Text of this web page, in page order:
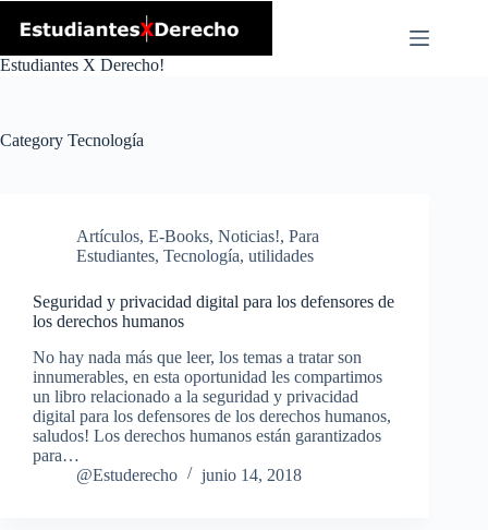
Estudiantes X Derecho!
Category Tecnología
Artículos, E-Books, Noticias!, Para
Estudiantes, Tecnología, utilidades
Seguridad y privacidad digital para los defensores de
los derechos humanos
No hay nada más que leer, los temas a tratar son
innumerables, en esta oportunidad les compartimos
un libro relacionado a la seguridad y privacidad
digital para los defensores de los derechos humanos,
saludos! Los derechos humanos están garantizados
para…
@Estuderecho
junio 14, 2018